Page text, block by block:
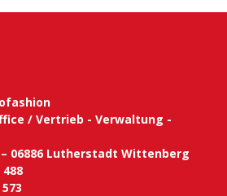
/ Vertrieb - Verwaltung -
06886 Lutherstadt Wittenberg
488